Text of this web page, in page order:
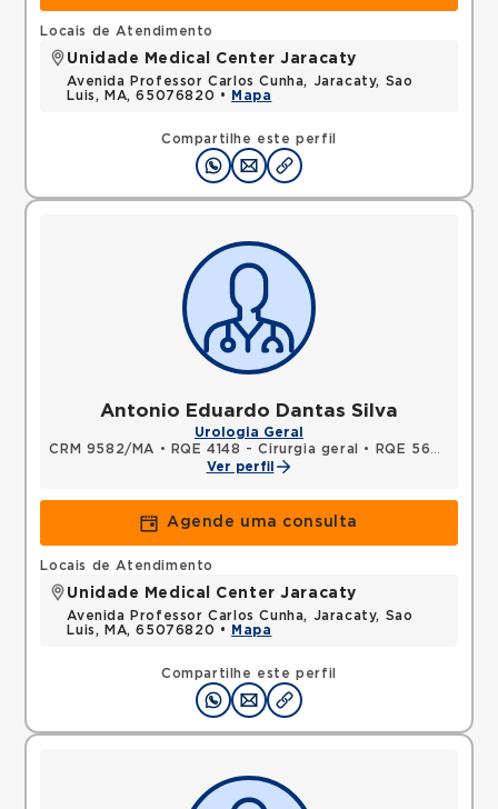
Compartilhe este perfil
Locais de Atendimento
Unidade Medical Center Jaracaty
Avenida Professor Carlos Cunha, Jaracaty, Sao
Luis, MA, 65076820 •
Mapa
Antonio Eduardo Dantas Silva
Urologia Geral
CRM 9582/MA • RQE 4148 - Cirurgia geral •
RQE 5646 - Urologia
Ver perfil
Agende uma consulta
Compartilhe este perfil
Locais de Atendimento
Unidade Medical Center Jaracaty
Avenida Professor Carlos Cunha, Jaracaty, Sao
Luis, MA, 65076820 •
Mapa